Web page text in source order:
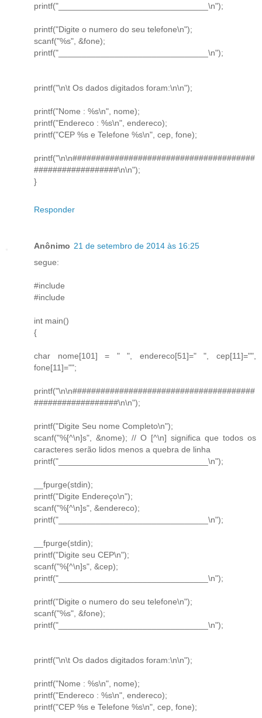
printf("________________________________\n");
printf("Digite o numero do seu telefone\n");
scanf("%s", &fone);
printf("________________________________\n");
printf("\n\t Os dados digitados foram:\n\n");
printf("Nome : %s\n", nome);
printf("Endereco : %s\n", endereco);
printf("CEP %s e Telefone %s\n", cep, fone);
printf("\n\n#######################################
##################\n\n");
}
Responder
Anônimo 21 de setembro de 2014 às 16:25
segue:
#include
#include
int main()
{
char nome[101] = " ", endereco[51]=" ", cep[11]="",
fone[11]="";
printf("\n\n#######################################
##################\n\n");
printf("Digite Seu nome Completo\n");
scanf("%[^\n]s", &nome); // O [^\n] significa que todos os
caracteres serão lidos menos a quebra de linha
printf("________________________________\n");
__fpurge(stdin);
printf("Digite Endereço\n");
scanf("%[^\n]s", &endereco);
printf("________________________________\n");
__fpurge(stdin);
printf("Digite seu CEP\n");
scanf("%[^\n]s", &cep);
printf("________________________________\n");
printf("Digite o numero do seu telefone\n");
scanf("%s", &fone);
printf("________________________________\n");
printf("\n\t Os dados digitados foram:\n\n");
printf("Nome : %s\n", nome);
printf("Endereco : %s\n", endereco);
printf("CEP %s e Telefone %s\n", cep, fone);